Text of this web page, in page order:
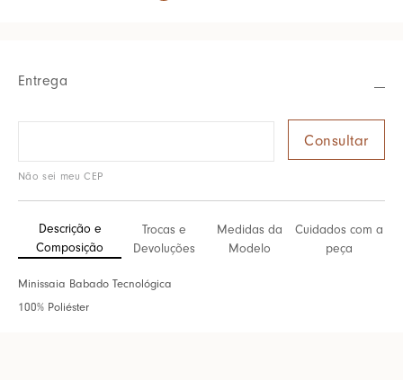
Entrega
Não sei meu CEP
Descrição e
Composição
Trocas e
Devoluções
Medidas da
Modelo
Cuidados com a
peça
Minissaia Babado Tecnológica
100% Poliéster